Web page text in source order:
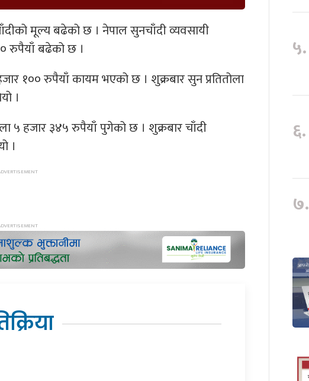
मूल्य बढेको छ । नेपाल सुनचाँदी व्यवसायी
रुपैयाँ बढेको छ ।
१०० रुपैयाँ कायम भएको छ । शुक्रबार सुन प्रतितोला
।
५ हजार ३४५ रुपैयाँ पुगेको छ । शुक्रबार चाँदी
।
५.
६.
७.